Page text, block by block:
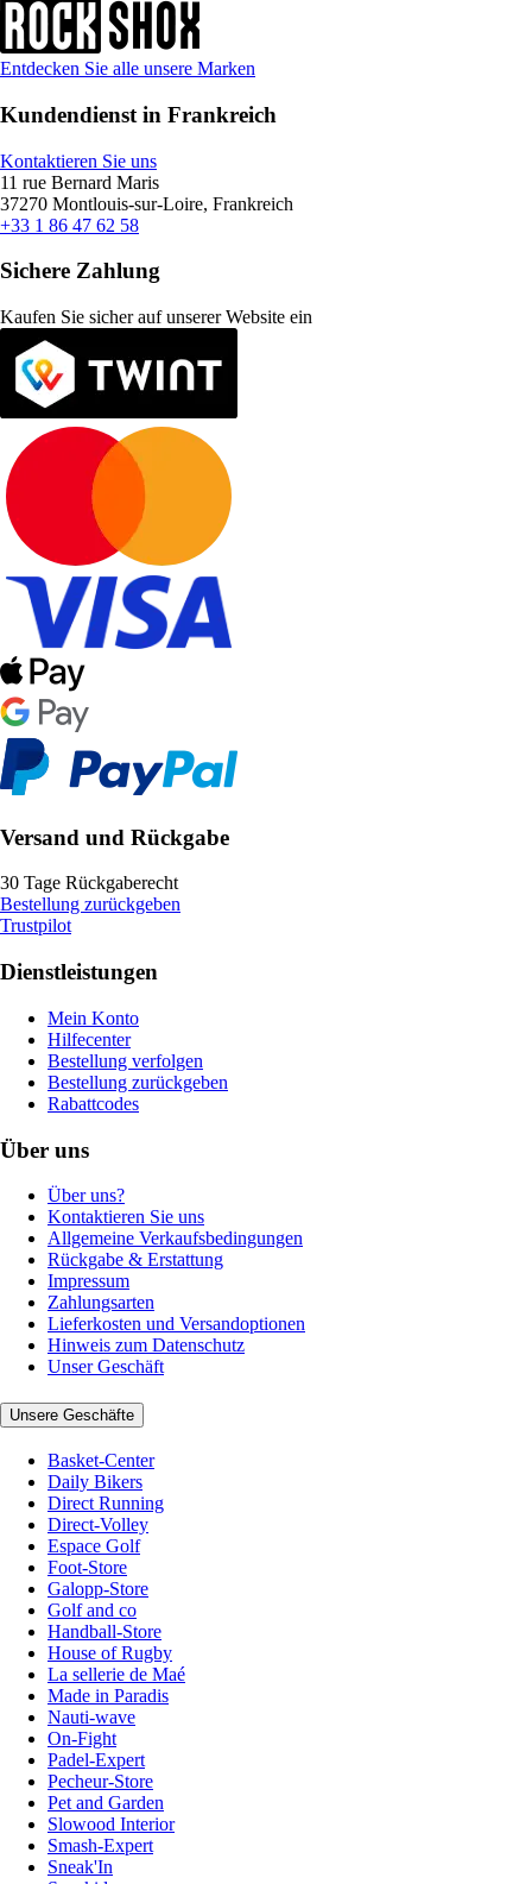
Entdecken Sie alle unsere Marken
Kundendienst in Frankreich
Kontaktieren Sie uns
11 rue Bernard Maris
37270 Montlouis-sur-Loire, Frankreich
+33 1 86 47 62 58
Sichere Zahlung
Kaufen Sie sicher auf unserer Website ein
Versand und Rückgabe
30 Tage Rückgaberecht
Bestellung zurückgeben
Trustpilot
Dienstleistungen
Mein Konto
Hilfecenter
Bestellung verfolgen
Bestellung zurückgeben
Rabattcodes
Über uns
Über uns?
Kontaktieren Sie uns
Allgemeine Verkaufsbedingungen
Rückgabe & Erstattung
Impressum
Zahlungsarten
Lieferkosten und Versandoptionen
Hinweis zum Datenschutz
Unser Geschäft
Unsere Geschäfte
Basket-Center
Daily Bikers
Direct Running
Direct-Volley
Espace Golf
Foot-Store
Galopp-Store
Golf and co
Handball-Store
House of Rugby
La sellerie de Maé
Made in Paradis
Nauti-wave
On-Fight
Padel-Expert
Pecheur-Store
Pet and Garden
Slowood Interior
Smash-Expert
Sneak'In